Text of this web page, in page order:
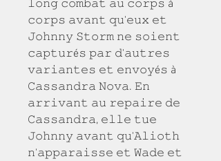
𝚕𝚘𝚗𝚐 𝚌𝚘𝚖𝚋𝚊𝚝 𝚊𝚞 𝚌𝚘𝚛𝚙𝚜 à
𝚌𝚘𝚛𝚙𝚜 𝚊𝚟𝚊𝚗𝚝 𝚚𝚞'𝚎𝚞𝚡 𝚎𝚝
𝙹𝚘𝚑𝚗𝚗𝚢 𝚂𝚝𝚘𝚛𝚖 𝚗𝚎 𝚜𝚘𝚒𝚎𝚗𝚝
𝚌𝚊𝚙𝚝𝚞𝚛é𝚜 𝚙𝚊𝚛 𝚍'𝚊𝚞𝚝𝚛𝚎𝚜
𝚟𝚊𝚛𝚒𝚊𝚗𝚝𝚎𝚜 𝚎𝚝 𝚎𝚗𝚟𝚘𝚢é𝚜 à
𝙲𝚊𝚜𝚜𝚊𝚗𝚍𝚛𝚊 𝙽𝚘𝚟𝚊. 𝙴𝚗
𝚊𝚛𝚛𝚒𝚟𝚊𝚗𝚝 𝚊𝚞 𝚛𝚎𝚙𝚊𝚒𝚛𝚎 𝚍𝚎
𝙲𝚊𝚜𝚜𝚊𝚗𝚍𝚛𝚊, 𝚎𝚕𝚕𝚎 𝚝𝚞𝚎
𝙹𝚘𝚑𝚗𝚗𝚢 𝚊𝚟𝚊𝚗𝚝 𝚚𝚞'𝙰𝚕𝚒𝚘𝚝𝚑
𝚗'𝚊𝚙𝚙𝚊𝚛𝚊𝚒𝚜𝚜𝚎 𝚎𝚝 𝚆𝚊𝚍𝚎 𝚎𝚝